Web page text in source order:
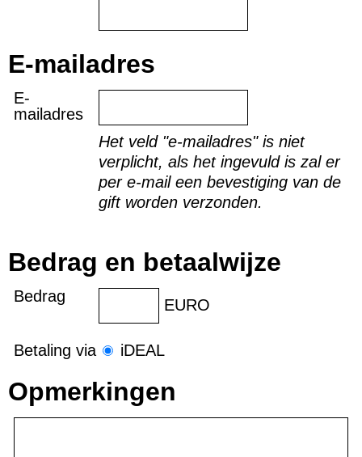
E-mailadres
E-
mailadres
Het veld "e-mailadres" is niet
verplicht, als het ingevuld is zal er
per e-mail een bevestiging van de
gift worden verzonden.
Bedrag en betaalwijze
Bedrag
EURO
Betaling via iDEAL
Opmerkingen